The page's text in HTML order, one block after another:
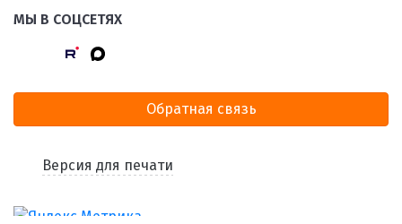
МЫ В СОЦСЕТЯХ
Обратная связь
Версия для печати